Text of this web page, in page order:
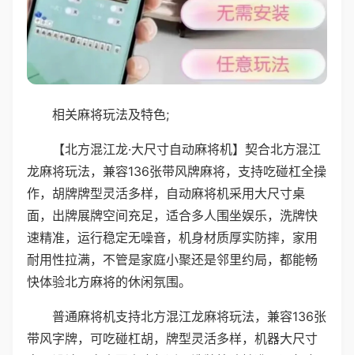
相关麻将玩法及特色;
【北方混江龙·大尺寸自动麻将机】契合北方混江
龙麻将玩法，兼容136张带风牌麻将，支持吃碰杠全操
作，胡牌牌型灵活多样，自动麻将机采用大尺寸桌
面，出牌展牌空间充足，适合多人围坐娱乐，洗牌快
速精准，运行稳定无噪音，机身材质厚实防摔，家用
耐用性拉满，不管是家庭小聚还是邻里约局，都能畅
快体验北方麻将的休闲氛围。
普通麻将机支持北方混江龙麻将玩法，兼容136张
带风字牌，可吃碰杠胡，牌型灵活多样，机器大尺寸